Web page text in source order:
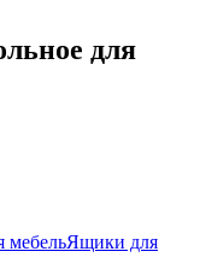
для
мебельЯщики для